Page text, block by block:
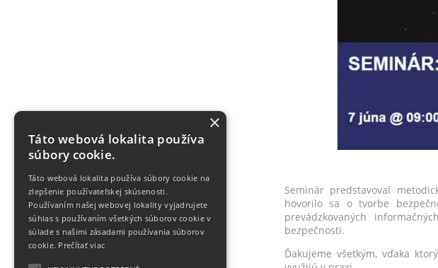
Seminár predstavoval
hovorilo sa o tvorbe
prevádzkovaných
bezpečnosti.
Ďakujeme všetkým, vďaka
×
Táto webová lokalita používa
súbory cookie.
Táto webová lokalita používa súbory cookie na
zlepšenie používateľskej skúsenosti.
Používaním našej webovej lokality vyjadrujete
súhlas s používaním všetkých súborov cookie v
súlade s našimi zásadami používania súborov
cookie. Prečítať viac